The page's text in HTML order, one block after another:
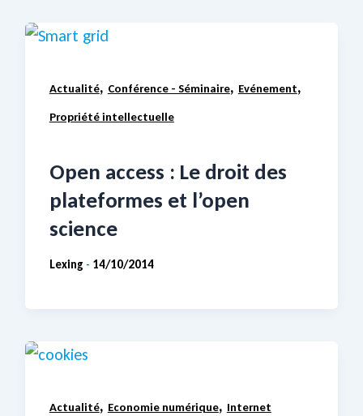
Actualité, Conférence - Séminaire, Evénement,
Propriété intellectuelle
Open access : Le droit des
plateformes et l’open
science
Lexing - 14/10/2014
Actualité, Economie numérique, Internet